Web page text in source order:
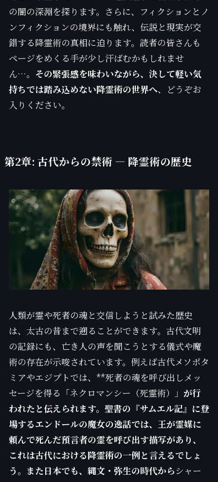
の闇の深淵を探ります。さらに、フィクションとノ
ンフィクションの境界にも触れ、伝説と現実が交
錯する降霊術の真相に迫ります。読者の皆さんも
ページをめくる手が少し汗ばむかもしれませ
ん…。 その緊張感を味わいながら、決して軽い気
持ちでは踏み込めない降霊術の世界へ、どうぞお
入りください。
第2章: 古代からの禁術 — 降霊術の歴史
人類が霊や死者の魂と交信しようと試みた歴史
は、太古の昔まで遡ることができます。古代文明
の記録にも、亡き人の声を聞こうとする儀式や魔
術の存在が示唆されています。例えば古代メソポタ
ミアやエジプトでは、**死者の魂を呼び出しメッ
セージを得る「ネクロマンシー（死霊術）」 が行
われたと伝えられます。聖書の『サムエル記』に登
場するエンドールの魔女の逸話では、王が霊媒に
頼んで死んだ預言者の霊を呼び出す描写があり、
これは古代における降霊術の一例と言えるでしょ
う。また日本でも、縄文・弥生の時代からシャー